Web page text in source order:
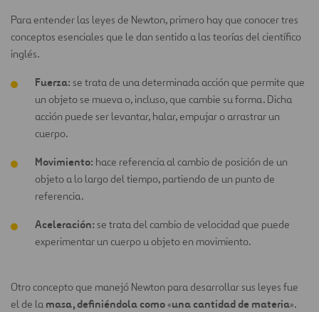
Para entender las leyes de Newton, primero hay que conocer tres
conceptos esenciales que le dan sentido a las teorías del científico
inglés.
Fuerza: se trata de una determinada acción que permite que
un objeto se mueva o, incluso, que cambie su forma. Dicha
acción puede ser levantar, halar, empujar o arrastrar un
cuerpo.
Movimiento: hace referencia al cambio de posición de un
objeto a lo largo del tiempo, partiendo de un punto de
referencia.
Aceleración: se trata del cambio de velocidad que puede
experimentar un cuerpo u objeto en movimiento.
Otro concepto que manejó Newton para desarrollar sus leyes fue
el de la masa, definiéndola como«una cantidad de materia».